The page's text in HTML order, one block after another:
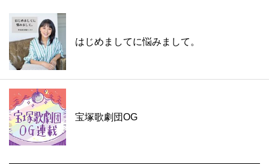
はじめましてに悩みまして。
宝塚歌劇団OG